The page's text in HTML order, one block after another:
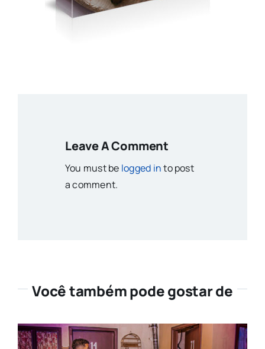
Leave A Comment
You must be logged into post
a comment.
Você também pode gostar de